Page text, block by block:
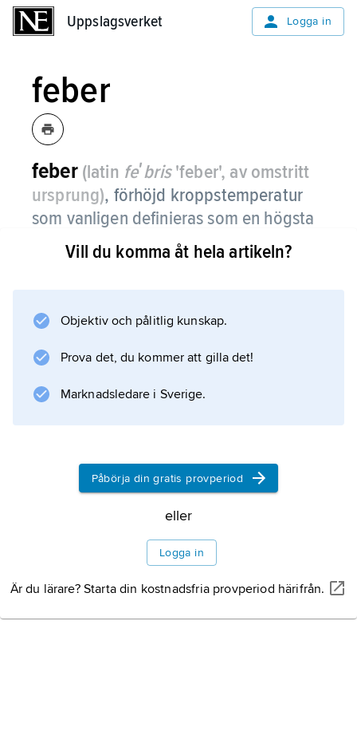
Uppslagsverket Logga in
feber
feber (latin feʹbris'feber', av omstritt
ursprung), förhöjd kroppstemperatur
som vanligen definieras som en högsta
dygnstemperatur överstigande 38,2 °C
uppmätt i ändtarmen eller 37,8 °C
De normala reaktionerna på feber är ökad
okontrollerad muskelaktivitet (frossbrytningar).
Vill du komma åt hela artikeln?
Objektiv och pålitlig kunskap.
Prova det, du kommer att gilla det!
Marknadsledare i Sverige.
Påbörja din gratis provperiod
eller
Logga in
Är du lärare? Starta din kostnadsfria provperiod härifrån.